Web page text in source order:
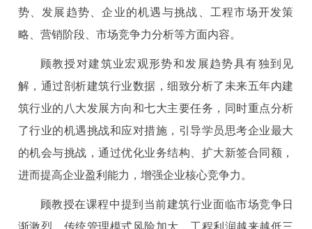
势、发展趋势、企业的机遇与挑战、工程市场开发策
略、营销阶段、市场竞争力分析等方面内容。
顾教授对建筑业宏观形势和发展趋势具有独到见
解，通过剖析建筑行业数据，细致分析了未来五年内建
筑行业的八大发展方向和七大主要任务，同时重点分析
了行业的机遇挑战和应对措施，引导学员思考企业最大
的机会与挑战，通过优化业务结构、扩大新签合同额，
进而提高企业盈利能力，增强企业核心竞争力。
顾教授在课程中提到当前建筑行业面临市场竞争日
渐激烈、传统管理模式风险加大、工程利润越来越低三